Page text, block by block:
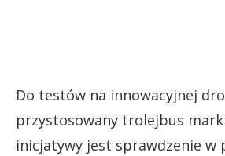
Do testów na innowacyjnej
przystosowany trolejbus
inicjatywy jest sprawdzenie w